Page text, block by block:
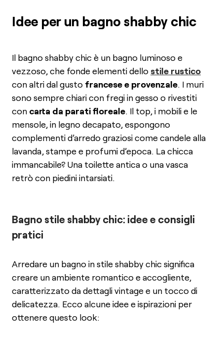
Idee per un bagno shabby chic
Il bagno shabby chic è un bagno luminoso e
vezzoso, che fonde elementi dello stile rustico
con altri dal gusto francese e provenzale. I muri
sono sempre chiari con fregi in gesso o rivestiti
con carta da parati floreale. Il top, i mobili e le
mensole, in legno decapato, espongono
complementi d’arredo graziosi come candele alla
lavanda, stampe e profumi d’epoca. La chicca
immancabile? Una toilette antica o una vasca
retrò con piedini intarsiati.
Bagno stile shabby chic: idee e consigli
pratici
Arredare un bagno in stile shabby chic significa
creare un ambiente romantico e accogliente,
caratterizzato da dettagli vintage e un tocco di
delicatezza. Ecco alcune idee e ispirazioni per
ottenere questo look: